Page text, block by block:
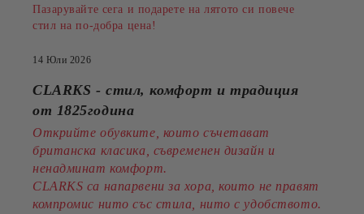
Пазарувайте сега и подарете на лятото си повече
стил на по-добра цена!
14 Юли 2026
CLARKS - стил, комфорт и традиция
от 1825година
Открийте обувките, които съчетават
британска класика, съвременен дизайн и
ненадминат комфорт.
CLARKS са напарвени за хора, които не правят
компромис нито със стила, нито с удобството.